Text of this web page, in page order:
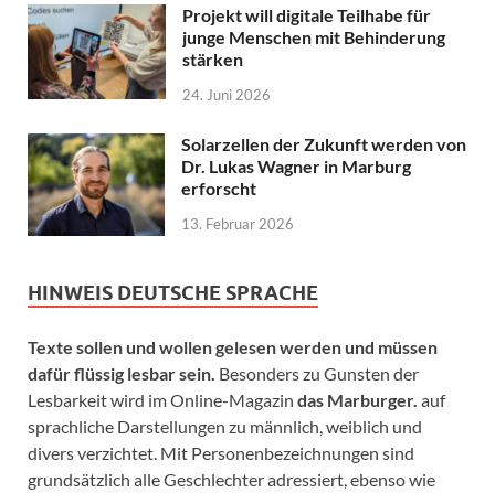
Projekt will digitale Teilhabe für
junge Menschen mit Behinderung
stärken
24. Juni 2026
Solarzellen der Zukunft werden von
Dr. Lukas Wagner in Marburg
erforscht
13. Februar 2026
HINWEIS DEUTSCHE SPRACHE
Texte sollen und wollen gelesen werden und müssen
dafür flüssig lesbar sein. Besonders zu Gunsten der
Lesbarkeit wird im Online-Magazin das Marburger. auf
sprachliche Darstellungen zu männlich, weiblich und
divers verzichtet. Mit Personenbezeichnungen sind
grundsätzlich alle Geschlechter adressiert, ebenso wie